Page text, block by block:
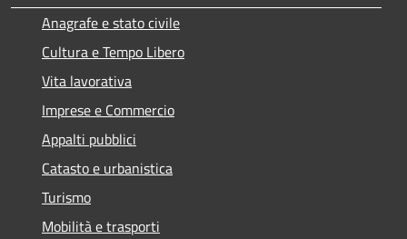
Anagrafe e stato civile
Cultura e Tempo Libero
Vita lavorativa
Imprese e Commercio
Appalti pubblici
Catasto e urbanistica
Turismo
Mobilità e trasporti